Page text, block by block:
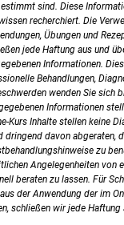
sind. Diese
recherchiert. Die
Übungen und
jede Haftung aus und
Informationen.
Behandlungen,
wenden Sie sich
Informationen
Kurs Inhalte stellen keine
dringend davon abgeraten,
zu
Angelegenheiten von
beraten zu lassen. Für
der Anwendung der im
schließen wir jede Haftung